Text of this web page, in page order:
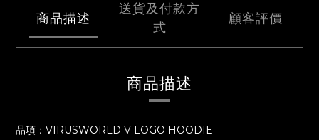
商品描述
送貨及付款方
式
顧客評價
商品描述
品項：VIRUSWORLD V LOGO HOODIE